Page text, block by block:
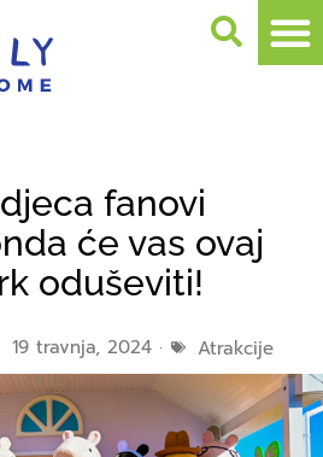
fanovi
će vas ovaj
oduševiti!
19 travnja, 2024 Atrakcije